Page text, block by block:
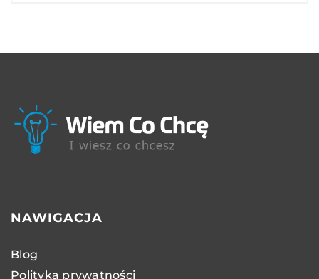
NAWIGACJA
Blog
Polityka prywatności